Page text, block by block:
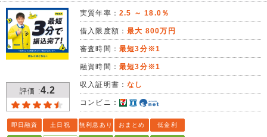
評価 :4.2
実質年率： 2.5 ～ 18.0％
借入限度額：最大 800万円
審査時間： 最短3分※1
融資時間： 最短3分※1
収入証明書：なし
コンビニ：
即日融資 土日祝 無利息あり おまとめ 低金利